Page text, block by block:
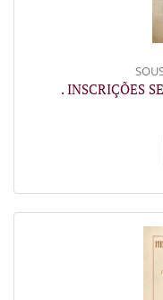
. INSCRIÇÕES